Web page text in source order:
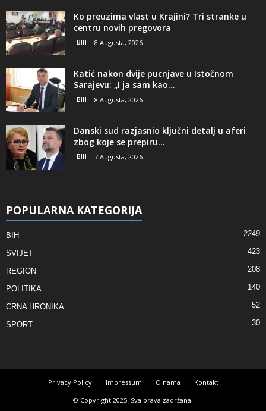
Ko preuzima vlast u Krajini? Tri stranke u
centru novih pregovora
BIH 8 Augusta, 2026
Katić nakon dvije pucnjave u Istočnom
Sarajevu: „I ja sam kao...
BIH 8 Augusta, 2026
Danski sud razjasnio ključni detalj u aferi
zbog koje se prepiru...
BIH 7 Augusta, 2026
POPULARNA KATEGORIJA
BIH 2249
SVIJET 423
REGION 208
POLITIKA 140
CRNA HRONIKA 52
SPORT 30
Privacy Policy Impressum O nama
Kontakt
© Copyright 2025. Sva prava zadržana.